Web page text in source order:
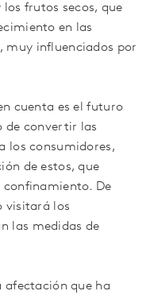
frutos secos, que
en las
muy influenciados por
cuenta es el futuro
de convertir las
los consumidores,
de estos, que
confinamiento. De
visitará los
las medidas de
afectación que ha